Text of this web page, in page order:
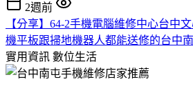
2週前
【分享】64-2手機電腦維修中心台中
機平板跟掃地機器人都能送修的台中
實用資訊 數位生活